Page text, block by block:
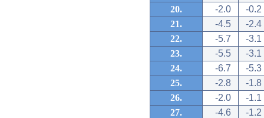
20.
-2.0
-0.2
21.
-4.5
-2.4
22.
-5.7
-3.1
23.
-5.5
-3.1
24.
-6.7
-5.3
25.
-2.8
-1.8
26.
-2.0
-1.1
27.
-4.6
-1.2